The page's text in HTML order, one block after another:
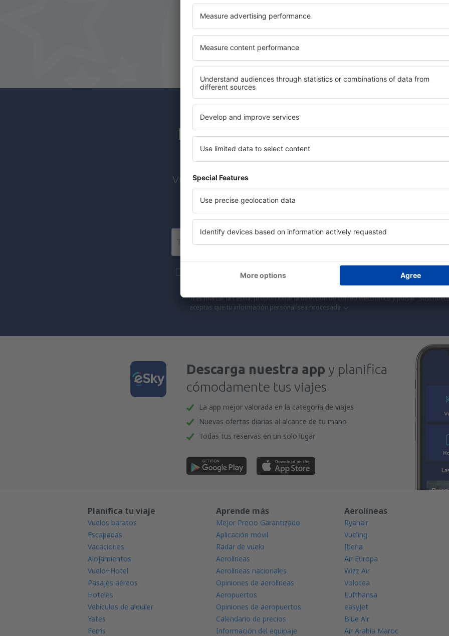
Ahorra tiempo y dinero.
¡Reserva Vuelo+Hotel en
Los suscritos a la newsletter
por menos
Vuelos baratos, escapadas, vacaciones - consigue ofertas de
¡Solo enviamos lo mejor, viajeros del mundo!
Más viajes a precios fantásticos en nuestra newsletter.
Acepto recibir información
eSky.pl S.A. (en forma de boletín de noticias) a la dirección de correo electrónico que yo
Tras marcar la casilla, proporcionar la dirección de correo electrónico y pulsar
aceptas que tu información personal sea procesada
Descarga nuestra app y planifica
cómodamente tus viajes
La app mejor valorada en la categoría de viajes
Nuevas ofertas diarias al alcance de tu mano
Todas tus reservas en un solo lugar
Planifica tu viaje
Vuelos baratos
Escapadas
Vacaciones
Alojamientos
Vuelo+Hotel
Pasajes aéreos
Hoteles
Vehículos de alquiler
Yates
Ferris
Aprende más
Mejor Precio Garantizado
Aplicación móvil
Radar de vuelo
Aerolíneas
Aerolíneas nacionales
Opiniones de aerolíneas
Aeropuertos
Opiniones de aeropuertos
Calendario de precios
Información del equipaje
Aerolíneas
Ryanair
Vueling
Iberia
Air Europa
Wizz Air
Volotea
Lufthansa
easyJet
Blue Air
Air Arabia Maroc